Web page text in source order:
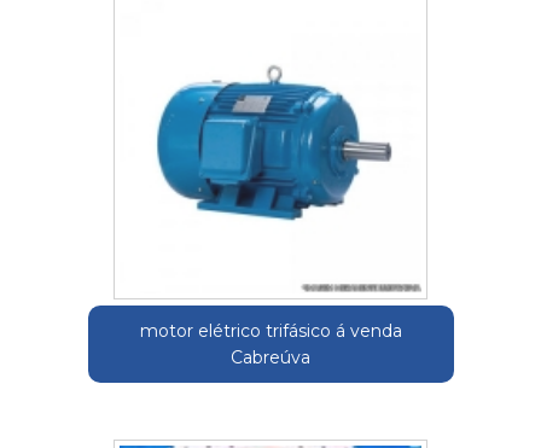
motor elétrico trifásico á venda
Cabreúva